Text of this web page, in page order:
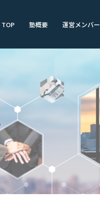
TOP 塾概要 運営メンバー